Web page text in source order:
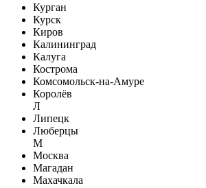
Курган
Курск
Киров
Калининград
Калуга
Кострома
Комсомольск-на-Амуре
Королёв
Л
Липецк
Люберцы
М
Москва
Магадан
Махачкала